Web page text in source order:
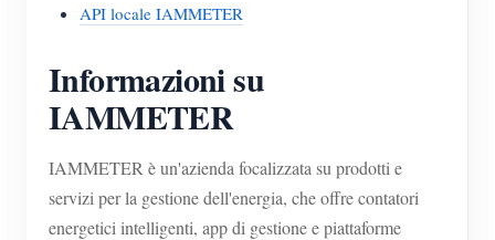
API locale IAMMETER
Informazioni su
IAMMETER
IAMMETER è un'azienda focalizzata su prodotti e
servizi per la gestione dell'energia, che offre contatori
energetici intelligenti, app di gestione e piattaforme